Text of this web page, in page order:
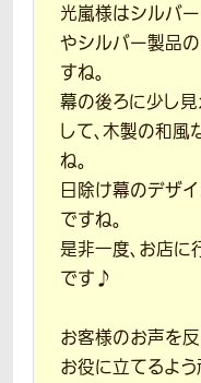
光嵐様はシルバ
やシルバー製品
すね。
幕の後ろに少し
して、木製の和風
ね。
日除け幕のデザ
ですね。
是非一度、お店に
です♪
お客様のお声を反
お役に立てるよ